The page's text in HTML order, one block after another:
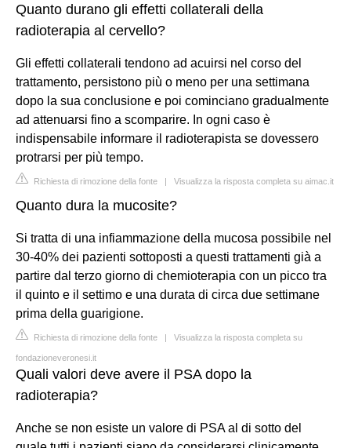
Quanto durano gli effetti collaterali della
radioterapia al cervello?
Gli effetti collaterali tendono ad acuirsi nel corso del
trattamento, persistono più o meno per una settimana
dopo la sua conclusione e poi cominciano gradualmente
ad attenuarsi fino a scomparire. In ogni caso è
indispensabile informare il radioterapista se dovessero
protrarsi per più tempo.
Richiesta di rimozione della fonte | Visualizza la risposta completa su aimac.it
Quanto dura la mucosite?
Si tratta di una infiammazione della mucosa possibile nel
30-40% dei pazienti sottoposti a questi trattamenti già a
partire dal terzo giorno di chemioterapia con un picco tra
il quinto e il settimo e una durata di circa due settimane
prima della guarigione.
Richiesta di rimozione della fonte | Visualizza la risposta completa su
fondazioneveronesi.it
Quali valori deve avere il PSA dopo la
radioterapia?
Anche se non esiste un valore di PSA al di sotto del